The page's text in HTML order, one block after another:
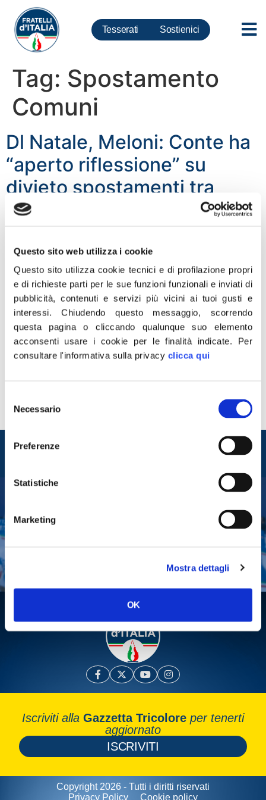
Questo sito web utilizza i cookie
Questo sito utilizza cookie tecnici e di profilazione propri
e di richieste parti per le sue funzioni funzionali e inviati di
pubblicità, contenuti e servizi più vicini ai tuoi gusti e
interessi.Chiudendo questo messaggio, scorrendo
questa pagina o cliccando qualunque suo elemento
acconsenti usare i cookie per le finalità indicate. Per
consultare l'informativa sulla privacy clicca qui
delNecessario
Preferenze
Statistiche
Marketing
Mostra dettagli
OK
Tesserati Sostienici
Tag: Spostamento
Comuni
Dl Natale, Meloni: Conte ha
“aperto riflessione” su
divieto spostamenti tra
comuni dopo che
calendarizzare mozione
centrodestra. Basta che si
faccia
«Conte fa filtrare la notizia di aver “aperto una
riflessione” sul divieto di spostamenti tra Comuni a
Natale dopo che la maggioranza non ha voluto
felici lo stesso: basta si faccia». Lo scrive su Twitter il
presidente di Fratelli d’Italia, Giorgia Meloni.
Entra nel mondo di
Iscriviti alla Gazzetta Tricolore per tenerti
aggiornato
ISCRIVITI
Copyright 2026 - Tutti i diritti riservati
Privacy Policy
Cookie policy